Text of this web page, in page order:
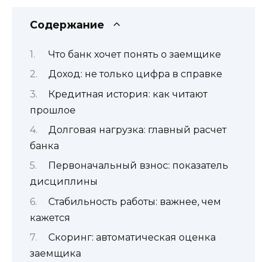
Содержание
Что банк хочет понять о заемщике
Доход: не только цифра в справке
Кредитная история: как читают
прошлое
Долговая нагрузка: главный расчет
банка
Первоначальный взнос: показатель
дисциплины
Стабильность работы: важнее, чем
кажется
Скоринг: автоматическая оценка
заемщика